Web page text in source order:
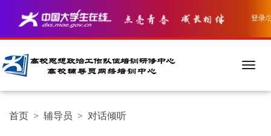
登录/
首页 > 辅导员 > 对话倾听